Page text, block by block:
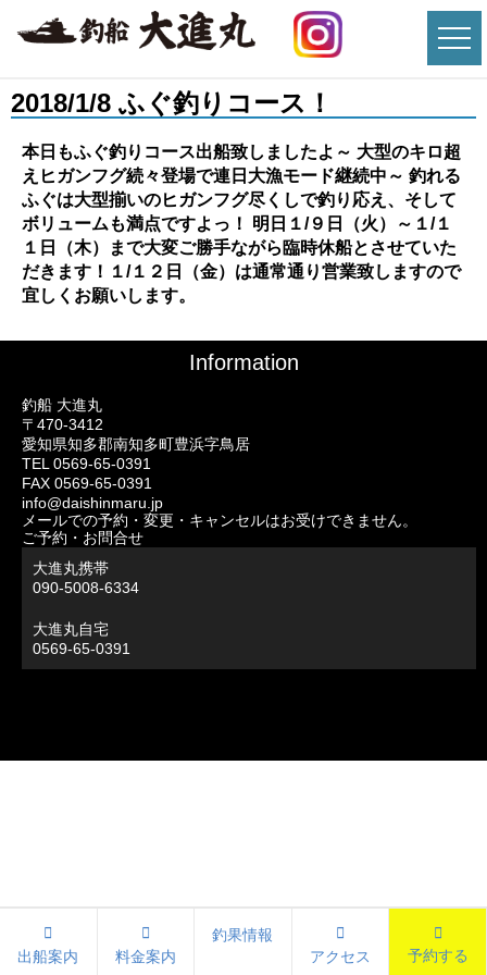
2018/1/8 ふぐ釣りコース！
本日もふぐ釣りコース出船致しましたよ～ 大型のキロ超
えヒガンフグ続々登場で連日大漁モード継続中～ 釣れる
ふぐは大型揃いのヒガンフグ尽くしで釣り応え、そして
ボリュームも満点ですよっ！ 明日１/９日（火）～１/１
１日（木）まで大変ご勝手ながら臨時休船とさせていた
だきます！１/１２日（金）は通常通り営業致しますので
宜しくお願いします。
Information
釣船 大進丸
〒470-3412
愛知県知多郡南知多町豊浜字鳥居
TEL 0569-65-0391
FAX 0569-65-0391
info@daishinmaru.jp
メールでの予約・変更・キャンセルはお受けできません。
ご予約・お問合せ
大進丸携帯
090-5008-6334
大進丸自宅
0569-65-0391
出船案内 料金案内
釣果情報
アクセス
予約する